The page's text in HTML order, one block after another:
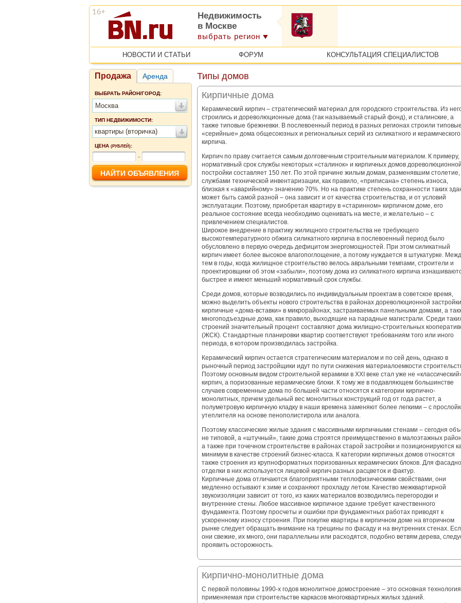
Недвижимость
в Москве
выбрать регион
НОВОСТИ И СТАТЬИ ФОРУМ КОНСУЛЬТАЦИЯ СПЕЦИАЛИСТОВ
Продажа Аренда
ВЫБРАТЬ РАЙОН/ГОРОД:
Москва
ТИП НЕДВИЖИМОСТИ:
квартиры (вторичка)
ЦЕНА (РУБЛЕЙ):
-
Типы домов
Кирпичные дома
Керамический кирпич – стратегический материал для городского строительства. Из
строились и дореволюционные дома (так называемый старый фонд), и сталинские, а
также типовые брежневки. В послевоенный период в разных регионах строили типовые
«серийные» дома общесоюзных и региональных серий из силикатного и керамического
кирпича.
Кирпич по праву считается самым долговечным строительным материалом. К примеру,
нормативный срок службы некоторых «сталинок» и кирпичных домов дореволюционной
постройки составляет 150 лет. По этой причине жилым домам, разменявшим столетие,
службами технической инвентаризации, как правило, «приписана» степень износа,
близкая к «аварийному» значению 70%. Но на практике степень сохранности таких
может быть самой разной – она зависит и от качества строительства, и от условий
эксплуатации. Поэтому, приобретая квартиру в «старинном» кирпичном доме, его
реальное состояние всегда необходимо оценивать на месте, и желательно – с
привлечением специалистов.
Широкое внедрение в практику жилищного строительства не требующего
высокотемпературного обжига силикатного кирпича в послевоенный период было
обусловлено в первую очередь дефицитом энергомощностей. При этом силикатный
кирпич имеет более высокое влагопоглощение, а потому нуждается в штукатурке.
тем в годы, когда жилищное строительство велось авральными темпами, строители и
проектировщики об этом «забыли», поэтому дома из силикатного кирпича
быстрее и имеют меньший нормативный срок службы.
Среди домов, которые возводились по индивидуальным проектам в советское время,
можно выделить объекты нового строительства в районах дореволюционной
кирпичные «дома-вставки» в микрорайонах, застраиваемых панельными домами, а
многоподъездные дома, как правило, выходящие на парадные магистрали. Среди
строений значительный процент составляют дома жилищно-строительных
(ЖСК). Стандартные планировки квартир соответствуют требованиям того или иного
периода, в котором производилась застройка.
Керамический кирпич остается стратегическим материалом и по сей день, однако в
рыночный период застройщики идут по пути снижения материалоемкости
Поэтому основным видом строительной керамики в XXI веке стал уже не
кирпич, а поризованные керамические блоки. К тому же в подавляющем большинстве
случаев современные дома по большей части относятся к категории кирпично-
монолитных, причем удельный вес монолитных конструкций год от года растет, а
полуметровую кирпичную кладку в наши времена заменяют более легкими – с
утеплителя на основе пенополистирола или аналога.
Поэтому классические жилые здания с массивными кирпичными стенами – сегодня
не типовой, а «штучный», такие дома строятся преимущественно в малоэтажных
а также при точечном строительстве в районах старой застройки и позиционируются
минимум в качестве строений бизнес-класса. К категории кирпичных домов относятся
также строения из крупноформатных поризованных керамических блоков. Для
отделки в них используется лицевой кирпич разных расцветок и фактур.
Кирпичные дома отличаются благоприятными теплофизическими свойствами, они
медленно остывают к зиме и сохраняют прохладу летом. Качество межквартирной
звукоизоляции зависит от того, из каких материалов возводились перегородки и
внутренние стены. Любое массивное кирпичное здание требует качественного
фундамента. Поэтому просчеты и ошибки при фундаментных работах приводят к
ускоренному износу строения. При покупке квартиры в кирпичном доме на вторичном
рынке следует обращать внимание на трещины по фасаду и на внутренних стенах.
они свежие, их много, они параллельны или расходятся, подобно ветвям дерева,
проявить осторожность.
Кирпично-монолитные дома
С первой половины 1990-х годов монолитное домостроение – это основная
применяемая при строительстве каркасов многоквартирных жилых зданий.